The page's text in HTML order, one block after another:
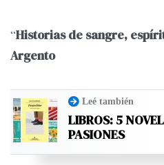
“Historias de sangre,
Argento
Leé también
LIBROS: 5
PASIONES